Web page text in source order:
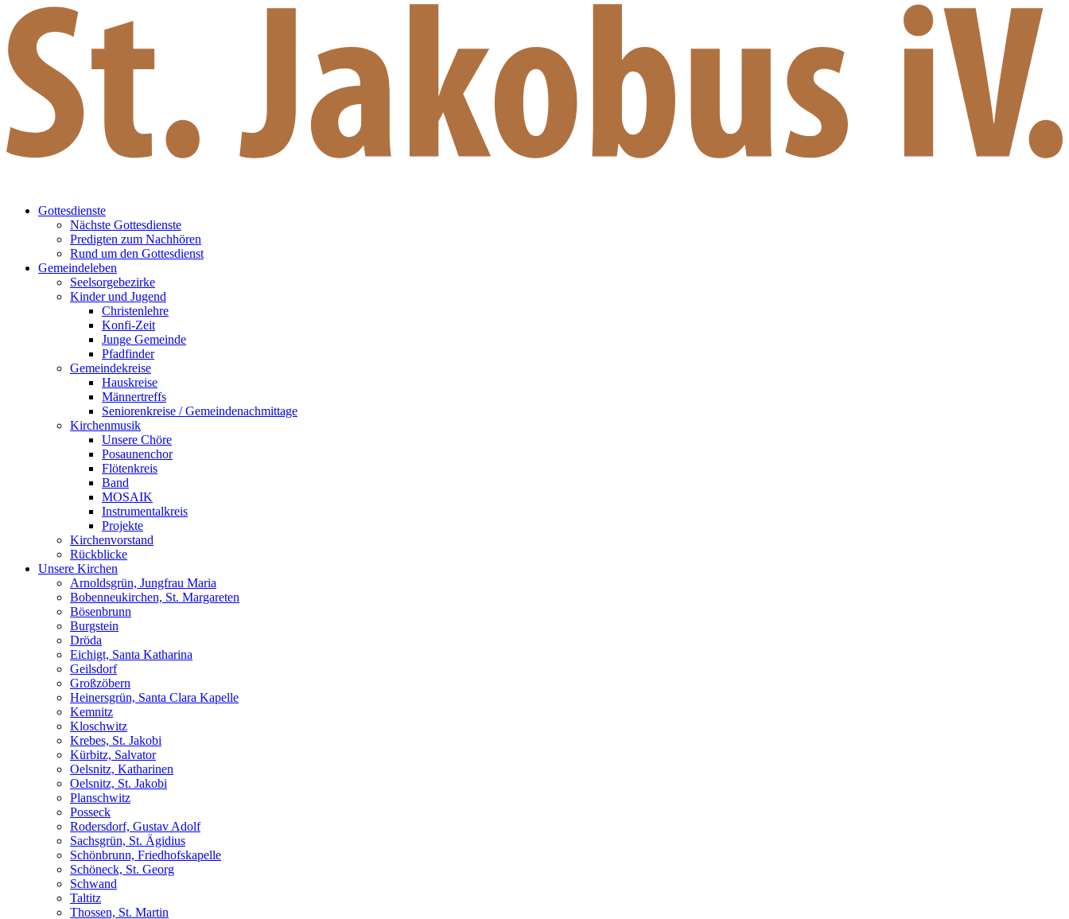
Gottesdienste
Nächste Gottesdienste
Predigten zum Nachhören
Rund um den Gottesdienst
Gemeindeleben
Seelsorgebezirke
Kinder und Jugend
Christenlehre
Konfi-Zeit
Junge Gemeinde
Pfadfinder
Gemeindekreise
Hauskreise
Männertreffs
Seniorenkreise / Gemeindenachmittage
Kirchenmusik
Unsere Chöre
Posaunenchor
Flötenkreis
Band
MOSAIK
Instrumentalkreis
Projekte
Kirchenvorstand
Rückblicke
Unsere Kirchen
Arnoldsgrün, Jungfrau Maria
Bobenneukirchen, St. Margareten
Bösenbrunn
Burgstein
Dröda
Eichigt, Santa Katharina
Geilsdorf
Großzöbern
Heinersgrün, Santa Clara Kapelle
Kemnitz
Kloschwitz
Krebes, St. Jakobi
Kürbitz, Salvator
Oelsnitz, Katharinen
Oelsnitz, St. Jakobi
Planschwitz
Posseck
Rodersdorf, Gustav Adolf
Sachsgrün, St. Ägidius
Schönbrunn, Friedhofskapelle
Schöneck, St. Georg
Schwand
Taltitz
Thossen, St. Martin